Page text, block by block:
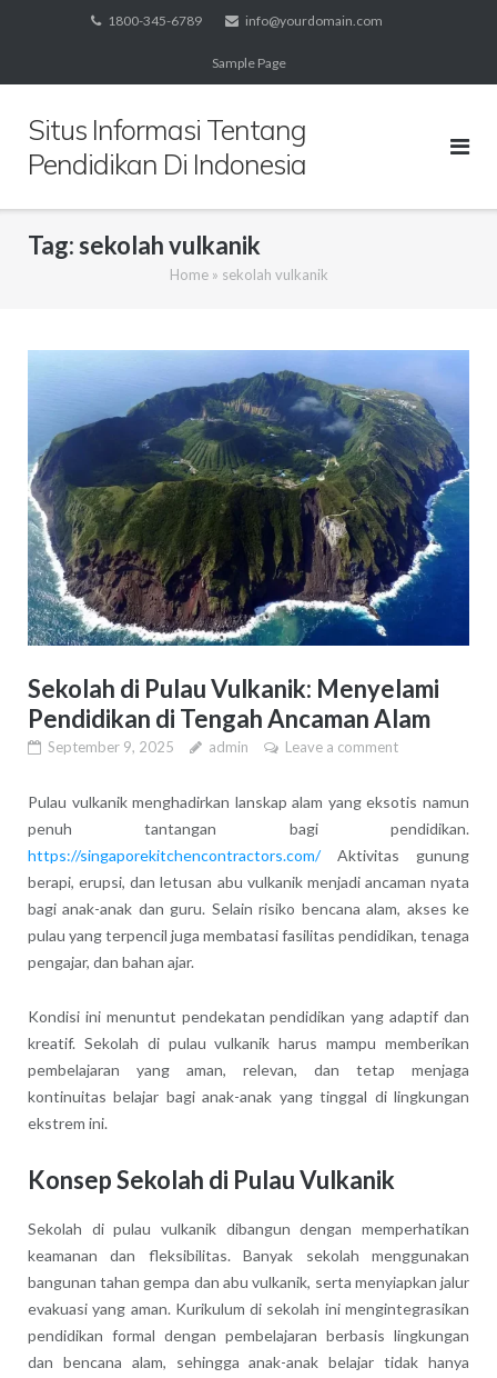
1800-345-6789 info@yourdomain.com
Sample Page
Situs Informasi Tentang
Pendidikan Di Indonesia
Tag:sekolah vulkanik
Home» sekolah vulkanik
Sekolah di Pulau Vulkanik: Menyelami
Pendidikan di Tengah Ancaman Alam
September 9, 2025 admin Leave a comment
Pulau vulkanik menghadirkan lanskap alam yang eksotis namun
penuh tantangan bagi pendidikan.
https://singaporekitchencontractors.com/Aktivitas gunung
berapi, erupsi, dan letusan abu vulkanik menjadi ancaman nyata
bagi anak-anak dan guru. Selain risiko bencana alam, akses ke
pulau yang terpencil juga membatasi fasilitas pendidikan, tenaga
pengajar, dan bahan ajar.
Kondisi ini menuntut pendekatan pendidikan yang adaptif dan
kreatif. Sekolah di pulau vulkanik harus mampu memberikan
pembelajaran yang aman, relevan, dan tetap menjaga
kontinuitas belajar bagi anak-anak yang tinggal di lingkungan
ekstrem ini.
Konsep Sekolah di Pulau Vulkanik
Sekolah di pulau vulkanik dibangun dengan memperhatikan
keamanan dan fleksibilitas. Banyak sekolah menggunakan
bangunan tahan gempa dan abu vulkanik, serta menyiapkan jalur
evakuasi yang aman. Kurikulum di sekolah ini mengintegrasikan
pendidikan formal dengan pembelajaran berbasis lingkungan
dan bencana alam, sehingga anak-anak belajar tidak hanya